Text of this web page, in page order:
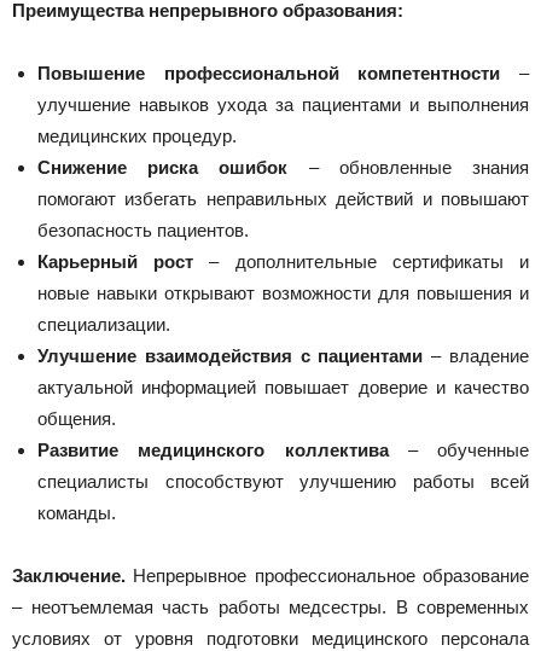
Преимущества непрерывного образования:
Повышение профессиональной компетентности –
улучшение навыков ухода за пациентами и выполнения
медицинских процедур.
Снижение риска ошибок – обновленные знания
помогают избегать неправильных действий и повышают
безопасность пациентов.
Карьерный рост – дополнительные сертификаты и
новые навыки открывают возможности для повышения и
специализации.
Улучшение взаимодействия с пациентами – владение
актуальной информацией повышает доверие и качество
общения.
Развитие медицинского коллектива– обученные
специалисты способствуют улучшению работы всей
команды.
Заключение. Непрерывное профессиональное образование
– неотъемлемая часть работы медсестры. В современных
условиях от уровня подготовки медицинского персонала